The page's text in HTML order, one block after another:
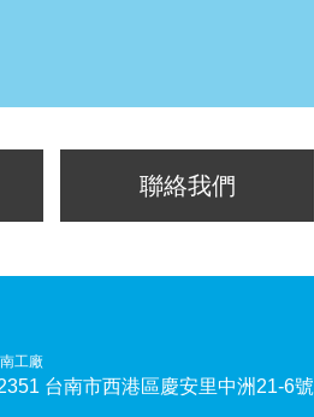
聯絡我們
工廠
台南市西港區慶安里中洲21-6號